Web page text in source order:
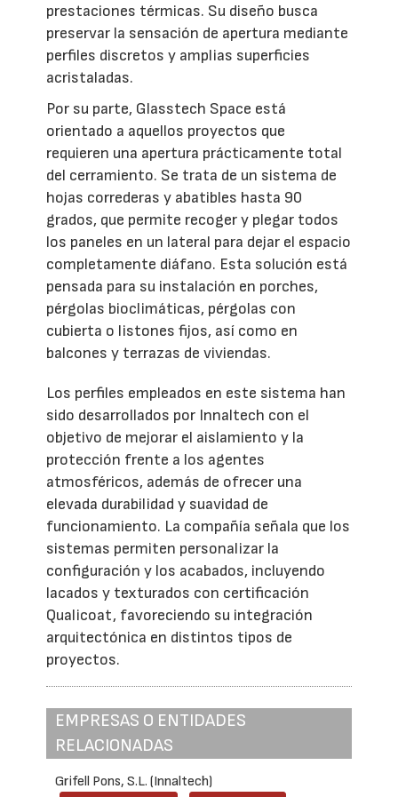
prestaciones térmicas. Su diseño busca
preservar la sensación de apertura mediante
perfiles discretos y amplias superficies
acristaladas.
Por su parte, Glasstech Space está
orientado a aquellos proyectos que
requieren una apertura prácticamente total
del cerramiento. Se trata de un sistema de
hojas correderas y abatibles hasta 90
grados, que permite recoger y plegar todos
los paneles en un lateral para dejar el espacio
completamente diáfano. Esta solución está
pensada para su instalación en porches,
pérgolas bioclimáticas, pérgolas con
cubierta o listones fijos, así como en
balcones y terrazas de viviendas.
Los perfiles empleados en este sistema han
sido desarrollados por Innaltech con el
objetivo de mejorar el aislamiento y la
protección frente a los agentes
atmosféricos, además de ofrecer una
elevada durabilidad y suavidad de
funcionamiento. La compañía señala que los
sistemas permiten personalizar la
configuración y los acabados, incluyendo
lacados y texturados con certificación
Qualicoat, favoreciendo su integración
arquitectónica en distintos tipos de
proyectos.
EMPRESAS O ENTIDADES
RELACIONADAS
Grifell Pons, S.L. (Innaltech)